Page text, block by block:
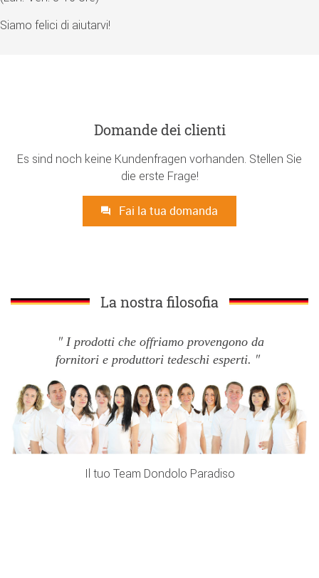
Siamo felici di aiutarvi!
Domande dei clienti
Es sind noch keine Kundenfragen vorhanden. Stellen Sie
die erste Frage!
Fai la tua domanda
La nostra filosofia
I prodotti che offriamo provengono da
fornitori e produttori tedeschi esperti.
Il tuo Team Dondolo Paradiso